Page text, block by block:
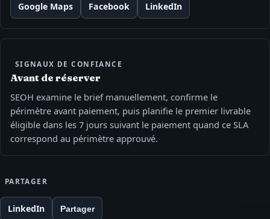
Google Maps Facebook LinkedIn
SIGNAUX DE CONFIANCE
Avant de réserver
SEOH examine le brief manuellement, confirme le
périmètre avant paiement, puis planifie le premier livrable
éligible dans les 7 jours suivant le paiement quand ce SLA
correspond au périmètre approuvé.
PARTAGER
LinkedIn Partager